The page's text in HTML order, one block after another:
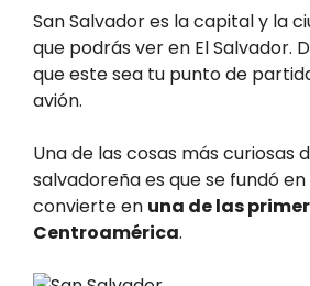
San Salvador es la capital y la
que podrás ver en El Salvador.
que este sea tu punto de
avión.
Una de las cosas más curiosas
salvadoreña es que se fundó en
convierte en una de las
Centroamérica.